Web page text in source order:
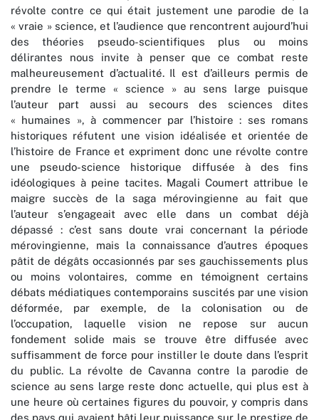
révolte contre ce qui était justement une parodie de la
« vraie » science, et l’audience que rencontrent aujourd’hui
des théories pseudo-scientifiques plus ou moins
délirantes nous invite à penser que ce combat reste
malheureusement d’actualité. Il est d’ailleurs permis de
prendre le terme « science » au sens large puisque
l’auteur part aussi au secours des sciences dites
« humaines », à commencer par l’histoire : ses romans
historiques réfutent une vision idéalisée et orientée de
l’histoire de France et expriment donc une révolte contre
une pseudo-science historique diffusée à des fins
idéologiques à peine tacites. Magali Coumert attribue le
maigre succès de la saga mérovingienne au fait que
l’auteur s’engageait avec elle dans un combat déjà
dépassé : c’est sans doute vrai concernant la période
mérovingienne, mais la connaissance d’autres époques
pâtit de dégâts occasionnés par ses gauchissements plus
ou moins volontaires, comme en témoignent certains
débats médiatiques contemporains suscités par une vision
déformée, par exemple, de la colonisation ou de
l’occupation, laquelle vision ne repose sur aucun
fondement solide mais se trouve être diffusée avec
suffisamment de force pour instiller le doute dans l’esprit
du public. La révolte de Cavanna contre la parodie de
science au sens large reste donc actuelle, qui plus est à
une heure où certaines figures du pouvoir, y compris dans